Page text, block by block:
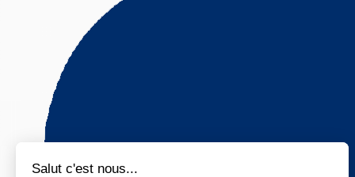
Salut c'est nous...